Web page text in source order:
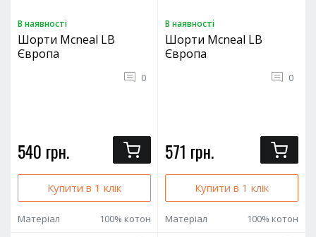
В наявностi
Шорти Mcneal LB
Європа
0
540 грн.
Купити в 1 клік
Матеріал 100% котон
В наявностi
Шорти Mcneal LB
Європа
0
571 грн.
Купити в 1 клік
Матеріал 100% котон